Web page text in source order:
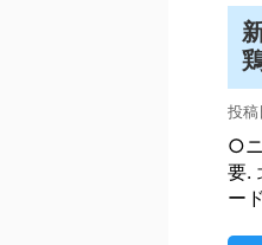
投稿
○
要.
ー